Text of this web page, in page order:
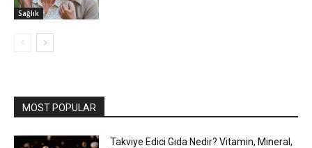
Sağlık
MOST POPULAR
Takviye Edici Gıda Nedir? Vitamin, Mineral,